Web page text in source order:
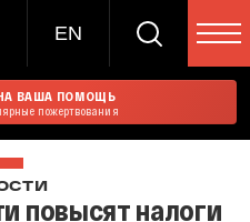
EN
ВАША ПОМОЩЬ
пожертвования
повысят налоги